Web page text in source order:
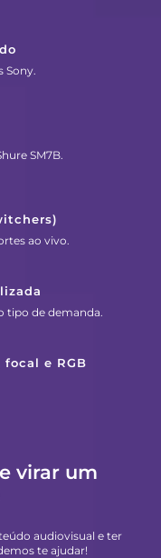
Sony.
SM7B.
ao vivo.
tipo de demanda.
e RGB
virar um
audiovisual e ter
te ajudar!